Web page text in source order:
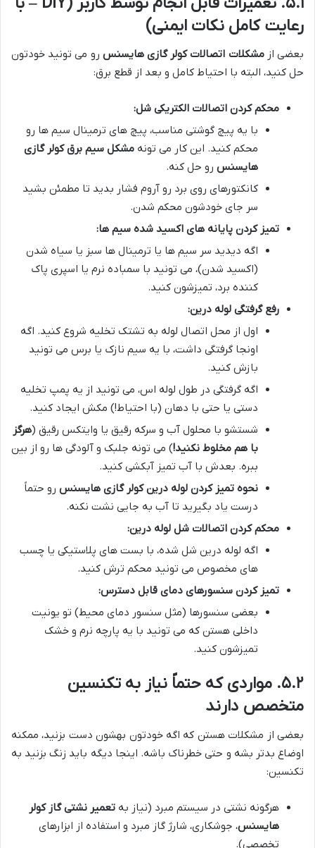
رعایت کامل نکات ایمنی)
بعضی ازمشکلات اتصالات کولر گازی هایسنس رو می تونید خودتون
حل کنید، البته با احتیاط کامل و بعد از قطع برق:
محکم کردن اتصالات الکتریکی شل:
با یه پیچ گوشتی مناسب، پیچ های ترمینال سیم ها رو
محکم کنید. این کار می تونه مشکل سیم برق کولر گازی
هایسنس رو حل کنه.
کانکتورهای روی برد رو آروم فشار بدید تا مطمئن بشید
سر جای خودشون محکم شدن.
تمیز کردن پایانه های اکسید شده سیم ها:
اگه دیدید سر سیم ها یا ترمینال ها سبز یا سیاه شدن
(اکسید شدن)، می تونید با سمباده نرم یا اسپری پاک
کننده برد، تمیزشون کنید.
رفع گرفتگی لوله درین:
اول از محل اتصال لوله به تشتک تخلیه شروع کنید. اگه
اونجا گرفتگی داشت، با یه سیم نازک یا برس می تونید
بازش کنید.
اگه گرفتگی در طول لوله اس، می تونید از یه پمپ تخلیه
دستی یا حتی با دهان (با احتیاط!) مکش ایجاد کنید.
شستشو با محلول آب و سرکه رقیق یا وایتکس رقیق (هرگز
با هم مخلوط نکنید!) می تونه جلبک و آلودگی ها رو از بین
ببره. بعدش با آب تمیز آبکشی کنید.
نحوه تمیز کردن لوله درین کولر گازی هایسنس رو حتماً
درست یاد بگیرید تا آب به جایی نشت نکنه.
محکم کردن اتصالات شل لوله درین:
اگه لوله درین شل شده، با بست های پلاستیکی یا چسب
های مخصوص می تونید محکم ترش کنید.
تمیز کردن سنسورهای دمای قابل دسترس:
بعضی سنسورها (مثل سنسور دمای محیط) تو یونیت
داخلی هستن که می تونید با یه پارچه نرم و خشک
تمیزشون کنید.
۵.۲. مواردی که حتماً نیاز به تکنسین
متخصص دارند
بعضی از مشکلات هستن که اگه خودتون بهشون دست بزنید، ممکنه
اوضاع بدتر بشه و حتی خطرناک باشه. اینجا دیگه باید زنگ بزنید به
تکنسین:
هرگونه نشتی در سیستم مبرد (نیاز به تعمیر نشتی گاز کولر
هایسنس، جوشکاری، شارژ گاز مبرد و استفاده از ابزارهای
تخصصی).